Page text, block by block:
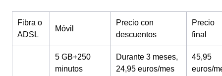
Fibra o
ADSL
Móvil
Precio con
descuentos
Precio
final
5 GB+250
minutos
Durante 3 meses,
24,95 euros/mes
45,95
euros/